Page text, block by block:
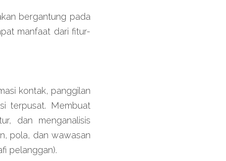
bergantung pada
manfaat dari fitur-
kontak, panggilan
terpusat. Membuat
dan menganalisis
pola, dan wawasan
pelanggan).